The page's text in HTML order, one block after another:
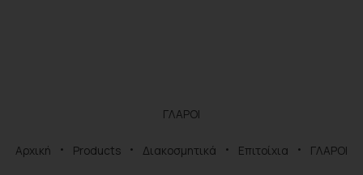
ΓΛΑΡΟΙ
Αρχική Products Διακοσμητικά Επιτοίχια ΓΛΑΡΟΙ